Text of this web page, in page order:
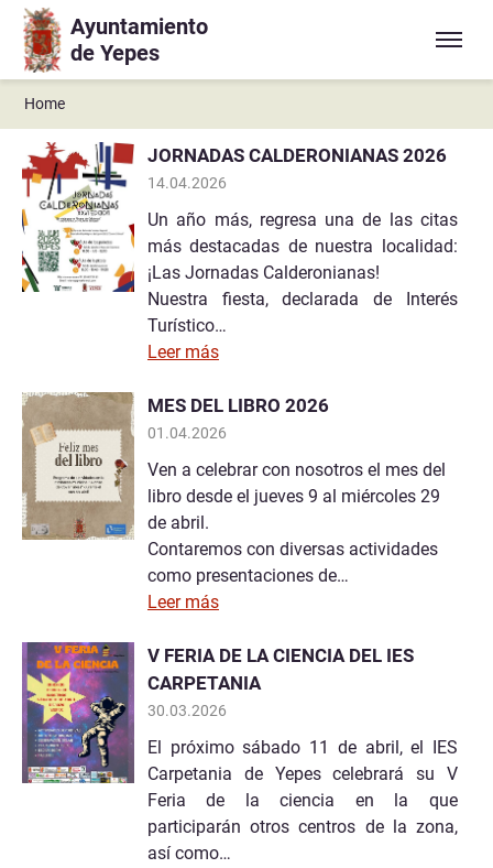
Ir a contenido principal
Ayuntamiento
de Yepes
Home
JORNADAS CALDERONIANAS 2026
14.04.2026
Un año más, regresa una de las citas
más destacadas de nuestra localidad:
¡Las Jornadas Calderonianas!
Nuestra fiesta, declarada de Interés
Turístico…
Leer más
MES DEL LIBRO 2026
01.04.2026
Ven a celebrar con nosotros el mes del
libro desde el jueves 9 al miércoles 29
de abril.
Contaremos con diversas actividades
como presentaciones de…
Leer más
V FERIA DE LA CIENCIA DEL IES
CARPETANIA
30.03.2026
El próximo sábado 11 de abril, el IES
Carpetania de Yepes celebrará su V
Feria de la ciencia en la que
participarán otros centros de la zona,
así como…